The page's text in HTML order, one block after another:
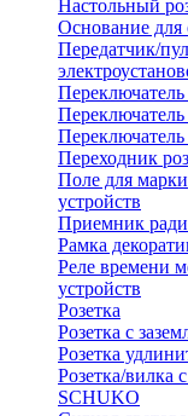
Настольный
Основание для
Передатчик/
Переходник
Поле для
устройств
Приемник
Рамка
Реле времени
устройств
Розетка
Розетка с
Розетка
Розетка/вилка
SCHUKO